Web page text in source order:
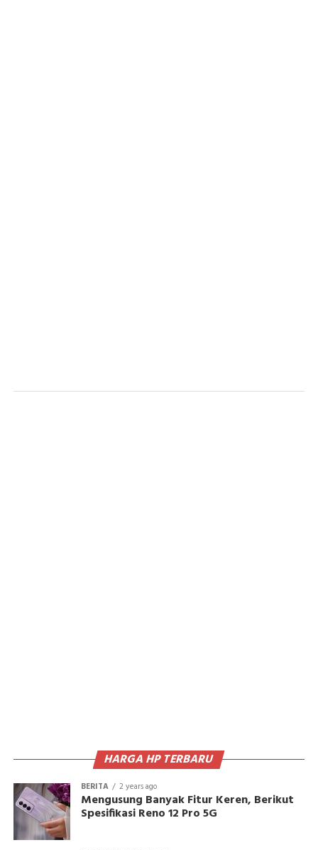
HARGA HP TERBARU
BERITA 2 years ago
Mengusung Banyak Fitur Keren, Berikut
Spesifikasi Reno 12 Pro 5G